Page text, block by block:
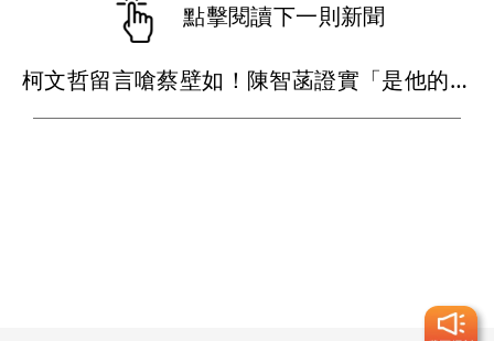
點擊閱讀下一則新聞
柯文哲留言嗆蔡壁如！陳智菡證實「是他的帳號」